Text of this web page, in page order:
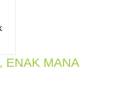
ENAK MANA